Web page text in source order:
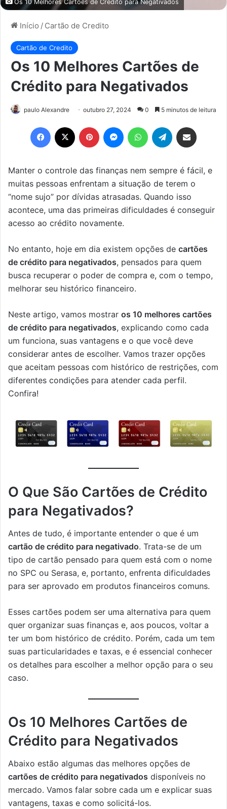
Os 10 Melhores Cartões de Crédito para Negativados
Início / Cartão de Credito
Cartão de Credito
Os 10 Melhores Cartões de
Crédito para Negativados
paulo Alexandre outubro 27, 2024 0 5 minutos de leitura
Facebook Pinterest MessengerWhatsAppTelegram
Manter o controle das finanças nem sempre é fácil, e
muitas pessoas enfrentam a situação de terem o
“nome sujo” por dívidas atrasadas. Quando isso
acontece, uma das primeiras dificuldades é conseguir
acesso ao crédito novamente.
No entanto, hoje em dia existem opções de cartões
de crédito para negativados, pensados para quem
busca recuperar o poder de compra e, com o tempo,
melhorar seu histórico financeiro.
Neste artigo, vamos mostrar os 10 melhores cartões
de crédito para negativados, explicando como cada
um funciona, suas vantagens e o que você deve
considerar antes de escolher. Vamos trazer opções
que aceitam pessoas com histórico de restrições, com
diferentes condições para atender cada perfil.
Confira!
O Que São Cartões de Crédito
para Negativados?
Antes de tudo, é importante entender o que é um
cartão de crédito para negativado. Trata-se de um
tipo de cartão pensado para quem está com o nome
no SPC ou Serasa, e, portanto, enfrenta dificuldades
para ser aprovado em produtos financeiros comuns.
Esses cartões podem ser uma alternativa para quem
quer organizar suas finanças e, aos poucos, voltar a
ter um bom histórico de crédito. Porém, cada um tem
suas particularidades e taxas, e é essencial conhecer
os detalhes para escolher a melhor opção para o seu
caso.
Os 10 Melhores Cartões de
Crédito para Negativados
Abaixo estão algumas das melhores opções de
cartões de crédito para negativados disponíveis no
mercado. Vamos falar sobre cada um e explicar suas
vantagens, taxas e como solicitá-los.